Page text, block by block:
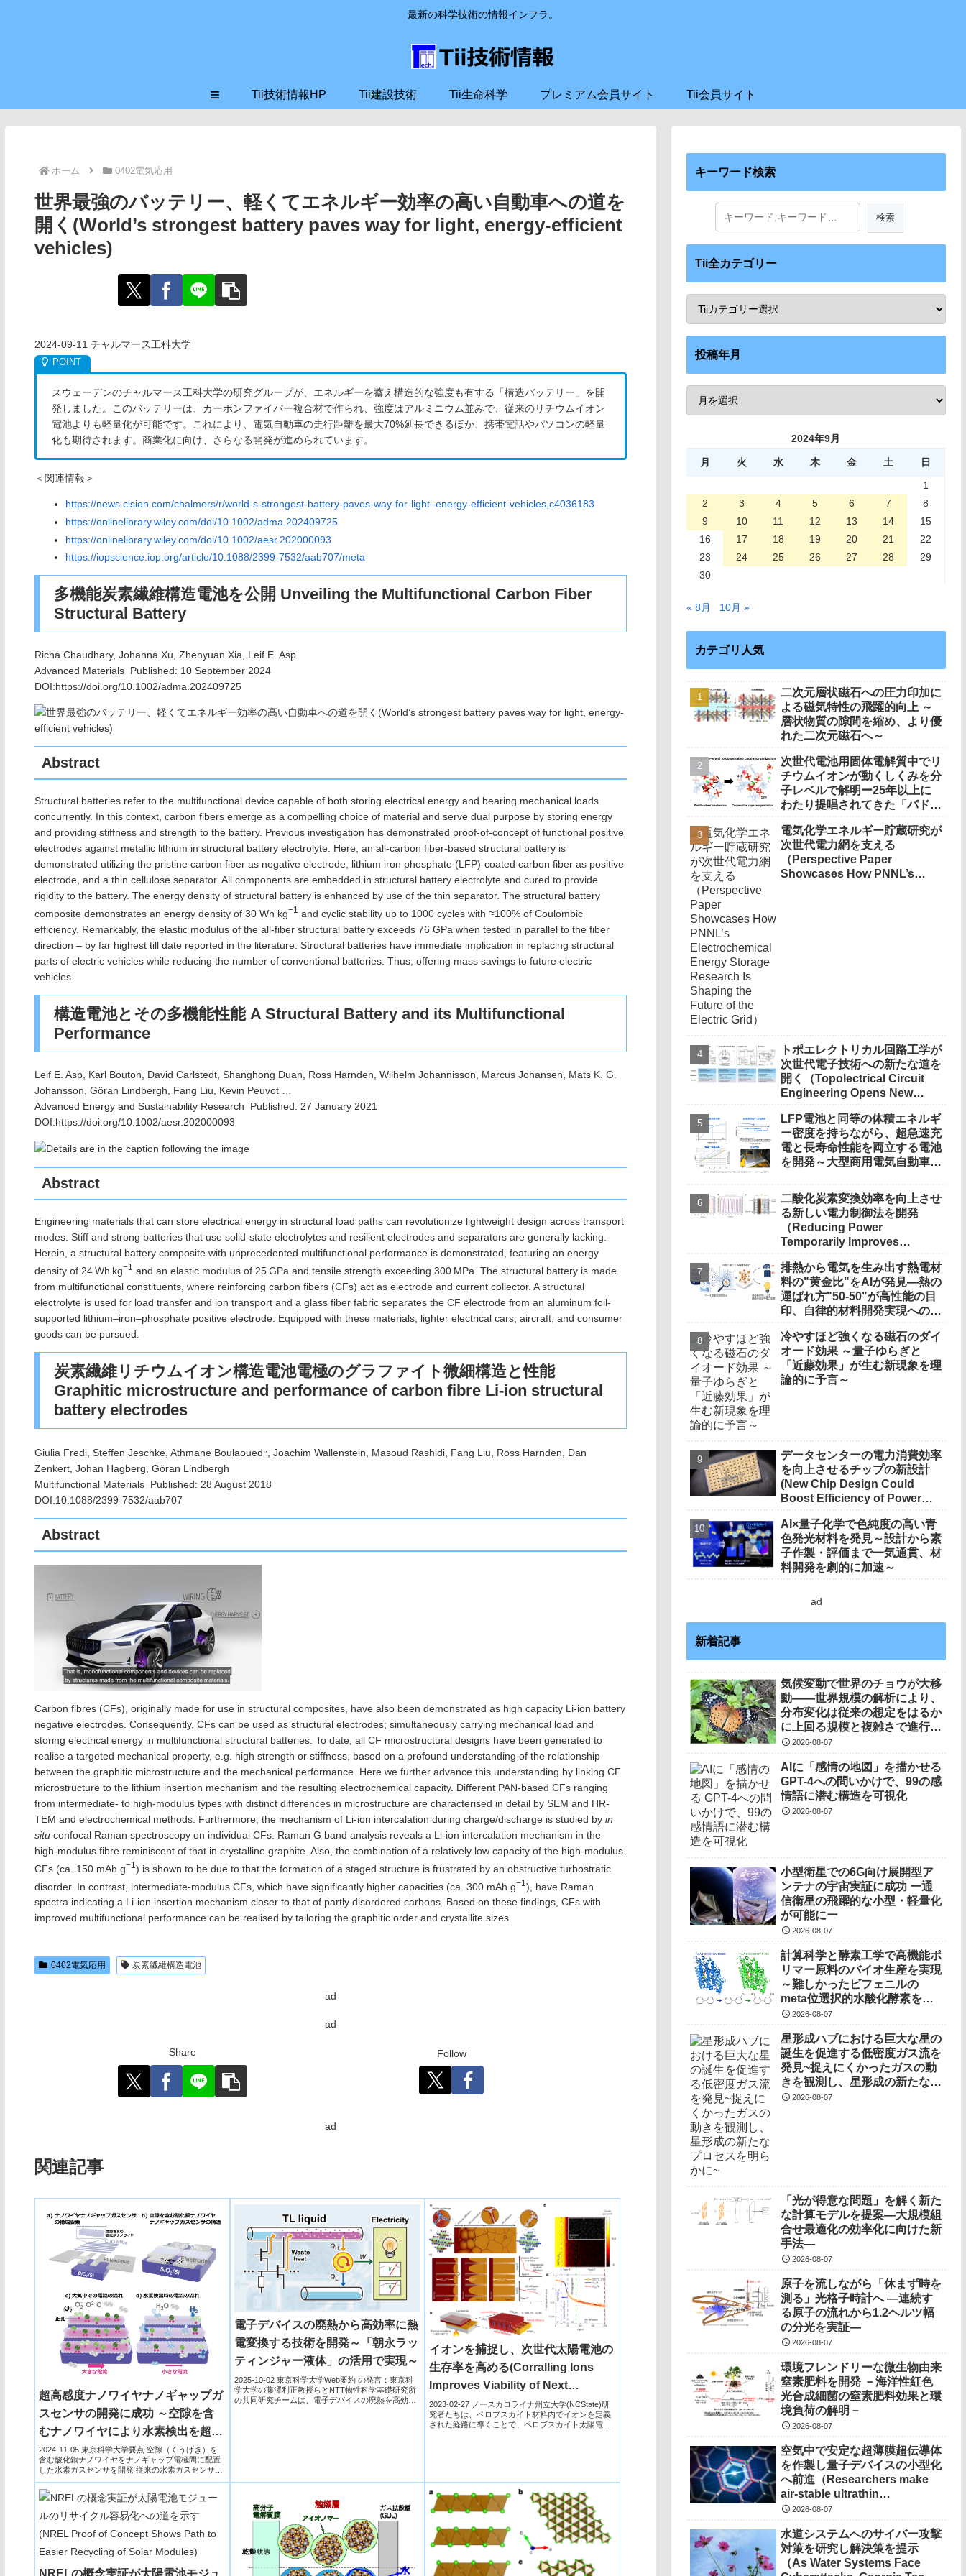
最新の科学技術の情報インフラ。
≡ Tii技術情報HP Tii建設技術 Tii生命科学 プレミアム会員サイト Tii会員サイト
ホーム 0402電気応用
世界最強のバッテリー、軽くてエネルギー効率の高い自動車への道を
開く(World’s strongest battery paves way for light, energy-efficient
vehicles)
2024-09-11 チャルマース工科大学
スウェーデンのチャルマース工科大学の研究グループが、エネルギーを蓄え構造的な強度も有する「構造バッテリー」を開
発しました。このバッテリーは、カーボンファイバー複合材で作られ、強度はアルミニウム並みで、従来のリチウムイオン
電池よりも軽量化が可能です。これにより、電気自動車の走行距離を最大70%延長できるほか、携帯電話やパソコンの軽量
化も期待されます。商業化に向け、さらなる開発が進められています。
＜関連情報＞
https://news.cision.com/chalmers/r/world-s-strongest-battery-paves-way-for-light–energy-efficient-vehicles,c4036183
https://onlinelibrary.wiley.com/doi/10.1002/adma.202409725
https://onlinelibrary.wiley.com/doi/10.1002/aesr.202000093
https://iopscience.iop.org/article/10.1088/2399-7532/aab707/meta
多機能炭素繊維構造電池を公開 Unveiling the Multifunctional Carbon Fiber
Structural Battery
Richa Chaudhary, Johanna Xu, Zhenyuan Xia, Leif E. Asp
Advanced Materials Published: 10 September 2024
DOI:https://doi.org/10.1002/adma.202409725
Abstract
Structural batteries refer to the multifunctional device capable of both storing electrical energy and bearing mechanical loads
concurrently. In this context, carbon fibers emerge as a compelling choice of material and serve dual purpose by storing energy
and providing stiffness and strength to the battery. Previous investigation has demonstrated proof-of-concept of functional positive
electrodes against metallic lithium in structural battery electrolyte. Here, an all-carbon fiber-based structural battery is
demonstrated utilizing the pristine carbon fiber as negative electrode, lithium iron phosphate (LFP)-coated carbon fiber as positive
electrode, and a thin cellulose separator. All components are embedded in structural battery electrolyte and cured to provide
rigidity to the battery. The energy density of structural battery is enhanced by use of the thin separator. The structural battery
composite demonstrates an energy density of 30 Wh kg−1
and cyclic stability up to 1000 cycles with ≈100% of Coulombic
efficiency. Remarkably, the elastic modulus of the all-fiber structural battery exceeds 76 GPa when tested in parallel to the fiber
direction – by far highest till date reported in the literature. Structural batteries have immediate implication in replacing structural
parts of electric vehicles while reducing the number of conventional batteries. Thus, offering mass savings to future electric
vehicles.
構造電池とその多機能性能 A Structural Battery and its Multifunctional
Performance
Leif E. Asp, Karl Bouton, David Carlstedt, Shanghong Duan, Ross Harnden, Wilhelm Johannisson, Marcus Johansen, Mats K. G.
Johansson, Göran Lindbergh, Fang Liu, Kevin Peuvot …
Advanced Energy and Sustainability Research Published: 27 January 2021
DOI:https://doi.org/10.1002/aesr.202000093
Abstract
Engineering materials that can store electrical energy in structural load paths can revolutionize lightweight design across transport
modes. Stiff and strong batteries that use solid-state electrolytes and resilient electrodes and separators are generally lacking.
Herein, a structural battery composite with unprecedented multifunctional performance is demonstrated, featuring an energy
density of 24 Wh kg−1 and an elastic modulus of 25 GPa and tensile strength exceeding 300 MPa. The structural battery is made
from multifunctional constituents, where reinforcing carbon fibers (CFs) act as electrode and current collector. A structural
electrolyte is used for load transfer and ion transport and a glass fiber fabric separates the CF electrode from an aluminum foil-
supported lithium–iron–phosphate positive electrode. Equipped with these materials, lighter electrical cars, aircraft, and consumer
goods can be pursued.
炭素繊維リチウムイオン構造電池電極のグラファイト微細構造と性能
Graphitic microstructure and performance of carbon fibre Li-ion structural
battery electrodes
Giulia Fredi, Steffen Jeschke, Athmane Boulaoued , Joachim Wallenstein, Masoud Rashidi, Fang Liu, Ross Harnden, Dan
Zenkert, Johan Hagberg, Göran Lindbergh
Multifunctional Materials Published: 28 August 2018
DOI:10.1088/2399-7532/aab707
Abstract
Carbon fibres (CFs), originally made for use in structural composites, have also been demonstrated as high capacity Li-ion battery
negative electrodes. Consequently, CFs can be used as structural electrodes; simultaneously carrying mechanical load and
storing electrical energy in multifunctional structural batteries. To date, all CF microstructural designs have been generated to
realise a targeted mechanical property, e.g. high strength or stiffness, based on a profound understanding of the relationship
between the graphitic microstructure and the mechanical performance. Here we further advance this understanding by linking CF
microstructure to the lithium insertion mechanism and the resulting electrochemical capacity. Different PAN-based CFs ranging
from intermediate- to high-modulus types with distinct differences in microstructure are characterised in detail by SEM and HR-
TEM and electrochemical methods. Furthermore, the mechanism of Li-ion intercalation during charge/discharge is studied by in
situconfocal Raman spectroscopy on individual CFs. Raman G band analysis reveals a Li-ion intercalation mechanism in the
high-modulus fibre reminiscent of that in crystalline graphite. Also, the combination of a relatively low capacity of the high-modulus
CFs (ca. 150 mAh g−1 ) is shown to be due to that the formation of a staged structure is frustrated by an obstructive turbostratic
disorder. In contrast, intermediate-modulus CFs, which have significantly higher capacities (ca. 300 mAh g−1 ), have Raman
spectra indicating a Li-ion insertion mechanism closer to that of partly disordered carbons. Based on these findings, CFs with
improved multifunctional performance can be realised by tailoring the graphitic order and crystallite sizes.
0402電気応用 炭素繊維構造電池
ad
ad
Share Follow
ad
関連記事
超高感度ナノワイヤナノギャップガ
スセンサの開発に成功 ～空隙を含
むナノワイヤにより水素検出を超高
感度化～
2024-11-05 東京科学大学要点 空隙（くうげき）を
含む酸化銅ナノワイヤをナノギャップ電極間に配置
した水素ガスセンサを開発 従来の水素ガスセンサと
電子デバイスの廃熱から高効率に熱
電変換する技術を開発～「朝永ラッ
ティンジャー液体」の活用で実現～
2025-10-02 東京科学大学Web要約 の発言：東京科
学大学の藤澤利正教授らとNTT物性科学基礎研究所
の共同研究チームは、電子デバイスの廃熱を高効率
イオンを捕捉し、次世代太陽電池の
生存率を高める(Corralling Ions
Improves Viability of Next
Generation Solar Cells)
2023-02-27 ノースカロライナ州立大学(NCState)研
究者たちは、ペロブスカイト材料内でイオンを定義
された経路に導くことで、ペロブスカイト太陽電池
キーワード検索
Tii全カテゴリー
投稿年月
2024年9月
月 火 水 木 金 土
日
1
2
3 4 5 6 7
8
9
10 11 12 13 14
15
16
17 18 19 20 21
22
23
24 25 26 27 28
29
30
« 8月 10月 »
カテゴリ人気
二次元層状磁石への圧力印加に
よる磁気特性の飛躍的向上 ～
層状物質の隙間を縮め、より優
れた二次元磁石へ～
次世代電池用固体電解質中でリ
チウムイオンが動くしくみを分
子レベルで解明ー25年以上に
わたり提唱されてきた「パドル
伝導機構を解明ー
電気化学エネルギー貯蔵研究が
次世代電力網を支える
（Perspective Paper
Showcases How PNNL’s
トポエレクトリカル回路工学が
次世代電子技術への新たな道を
開く（Topolectrical Circuit
Engineering Opens New
Electronics）
LFP電池と同等の体積エネルギ
ー密度を持ちながら、超急速充
電と長寿命性能を両立する電池
を開発～大型商用電気自動車向
（NTO）負極電池、LFP電池
の約10倍以上の充放電回数を
実現～
二酸化炭素変換効率を向上させ
る新しい電力制御法を開発
（Reducing Power
Temporarily Improves
Conversion）
排熱から電気を生み出す熱電材
料の"黄金比"をAIが発見―熱の
運ばれ方"50-50"が高性能の目
印、自律的材料開発実現への一
冷やすほど強くなる磁石のダイ
オード効果 ～量子ゆらぎと
「近藤効果」が生む新現象を理
論的に予言～
データセンターの電力消費効率
を向上させるチップの新設計
(New Chip Design Could
Boost Efficiency of Power
AI×量子化学で色純度の高い青
色発光材料を発見～設計から素
子作製・評価まで一気通貫、材
料開発を劇的に加速～
ad
新着記事
気候変動で世界のチョウが大移
動――世界規模の解析により、
分布変化は従来の想定をはるか
に上回る規模と複雑さで進行し
ていることを解明――
2026-08-07
AIに「感情の地図」を描かせる
GPT-4への問いかけで、99の感
情語に潜む構造を可視化
2026-08-07
小型衛星での6G向け展開型ア
ンテナの宇宙実証に成功 ー通
信衛星の飛躍的な小型・軽量化
が可能にー
2026-08-07
計算科学と酵素工学で高機能ポ
リマー原料のバイオ生産を実現
～難しかったビフェニルの
meta位選択的水酸化酵素を開
発～2026-08-07
星形成ハブにおける巨大な星の
誕生を促進する低密度ガス流を
発見~捉えにくかったガスの動
きを観測し、星形成の新たなプ
ロセスを明らかに~
2026-08-07
「光が得意な問題」を解く新た
な計算モデルを提案―大規模組
合せ最適化の効率化に向けた新
手法―
2026-08-07
原子を流しながら「休まず時を
測る」光格子時計へ ―連続す
る原子の流れから1.2ヘルツ幅
の分光を実証―
2026-08-07
環境フレンドリーな微生物由来
窒素肥料を開発 －海洋性紅色
光合成細菌の窒素肥料効果と環
境負荷の解明－
2026-08-07
空気中で安定な超薄膜超伝導体
を作製し量子デバイスの小型化
へ前進（Researchers make
air-stable ultrathin
superconductors more
devices）
2026-08-07
水道システムへのサイバー攻撃
対策を研究し解決策を提示
（As Water Systems Face